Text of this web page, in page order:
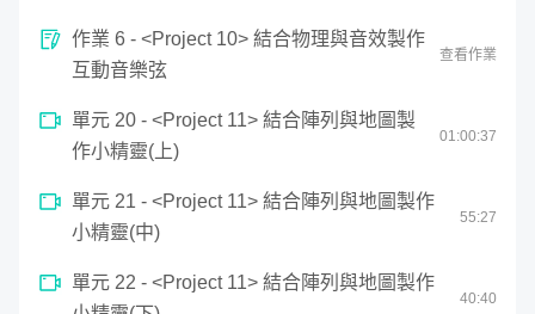
不過別擔心，透過動態的教材設計與實例講解，你將可以理
作業 6 - <Project 10> 結合物理與音效製作
互動音樂弦
查看作業
單元 20 - <Project 11> 結合陣列與地圖製
作小精靈(上)
01:00:37
單元 21 - <Project 11> 結合陣列與地圖製作
小精靈(中)
55:27
單元 22 - <Project 11> 結合陣列與地圖製作
40:40